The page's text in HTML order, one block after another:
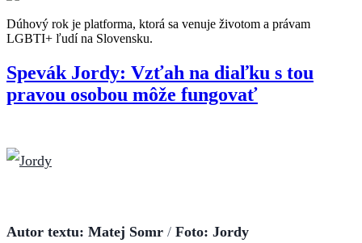
Dúhový rok je platforma, ktorá sa venuje životom a právam
LGBTI+ ľudí na Slovensku.
Spevák Jordy: Vzťah na diaľku s tou
pravou osobou môže fungovať
Autor textu: Matej Somr / Foto: Jordy